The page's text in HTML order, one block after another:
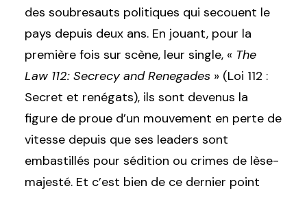
des soubresauts politiques qui secouent le
pays depuis deux ans. En jouant, pour la
première fois sur scène, leur single, « The
Law 112: Secrecy and Renegades » (Loi 112 :
Secret et renégats), ils sont devenus la
figure de proue d’un mouvement en perte de
vitesse depuis que ses leaders sont
embastillés pour sédition ou crimes de lèse-
majesté. Et c’est bien de ce dernier point